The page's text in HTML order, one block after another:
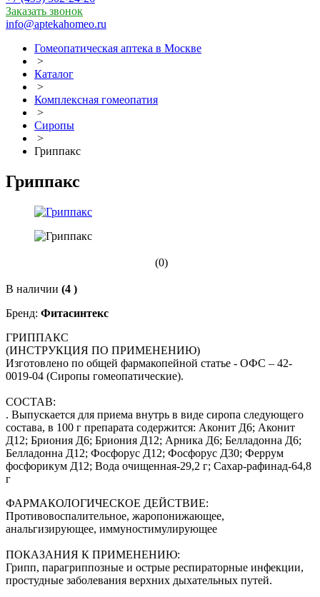
Заказать звонок
info@aptekahomeo.ru
Гомеопатическая аптека в Москве
>
Каталог
>
Комплексная гомеопатия
>
Сиропы
>
Гриппакс
Гриппакс
(0)
В наличии (4 )
Бренд: Фитасинтекс
ГРИППАКС
(ИНСТРУКЦИЯ ПО ПРИМЕНЕНИЮ)
Изготовлено по общей фармакопейной статье - ОФС – 42-
0019-04 (Сиропы гомеопатические).
СОСТАВ:
. Выпускается для приема внутрь в виде сиропа следующего
состава, в 100 г препарата содержится: Аконит Д6; Аконит
Д12; Бриония Д6; Бриония Д12; Арника Д6; Белладонна Д6;
Белладонна Д12; Фосфорус Д12; Фосфорус Д30; Феррум
фосфорикум Д12; Вода очищенная-29,2 г; Сахар-рафинад-64,8
г
ФАРМАКОЛОГИЧЕСКОЕ ДЕЙСТВИЕ:
Противовоспалительное, жаропонижающее,
анальгизирующее, иммуностимулирующее
ПОКАЗАНИЯ К ПРИМЕНЕНИЮ:
Грипп, парагриппозные и острые респираторные инфекции,
простудные заболевания верхних дыхательных путей.